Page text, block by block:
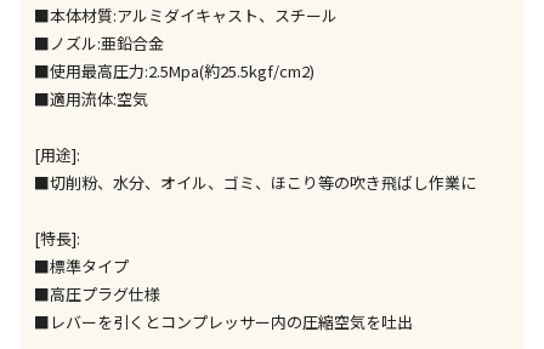
特定の店舗のみで受取ができる商品です（宅配便での
お届けができません）
※同時購入の商品は、全て同じ店舗での受取となりま
す
※ほか商品との同時購入はできません。お手数です
が、ご購入手続きを分けてお買い求めください
宅配のみでお届けする商品です（店舗受取は選択でき
ません）
※「宅配・店舗受取」「宅配のみ」マークの商品のみ
■本体材質:アルミダイキャスト、スチール
■ノズル:亜鉛合金
■使用最高圧力:2.5Mpa(約25.5kgf/cm2)
■適用流体:空気
[用途]:
■切削粉、水分、オイル、ゴミ、ほこり等の吹き飛ばし作業に
[特長]:
■標準タイプ
■高圧プラグ仕様
■レバーを引くとコンプレッサー内の圧縮空気を吐出